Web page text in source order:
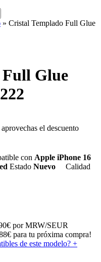
» Cristal Templado Full Glue
Glue
aprovechas el descuento
con Apple iPhone 16
Estado Nuevo
Calidad
por MRW/SEUR
para tu próxima compra!
de este modelo? +